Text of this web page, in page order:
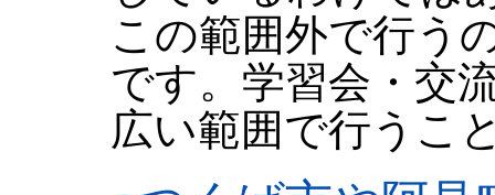
この範囲外で行う
です。学習会・交
広い範囲で行うこ